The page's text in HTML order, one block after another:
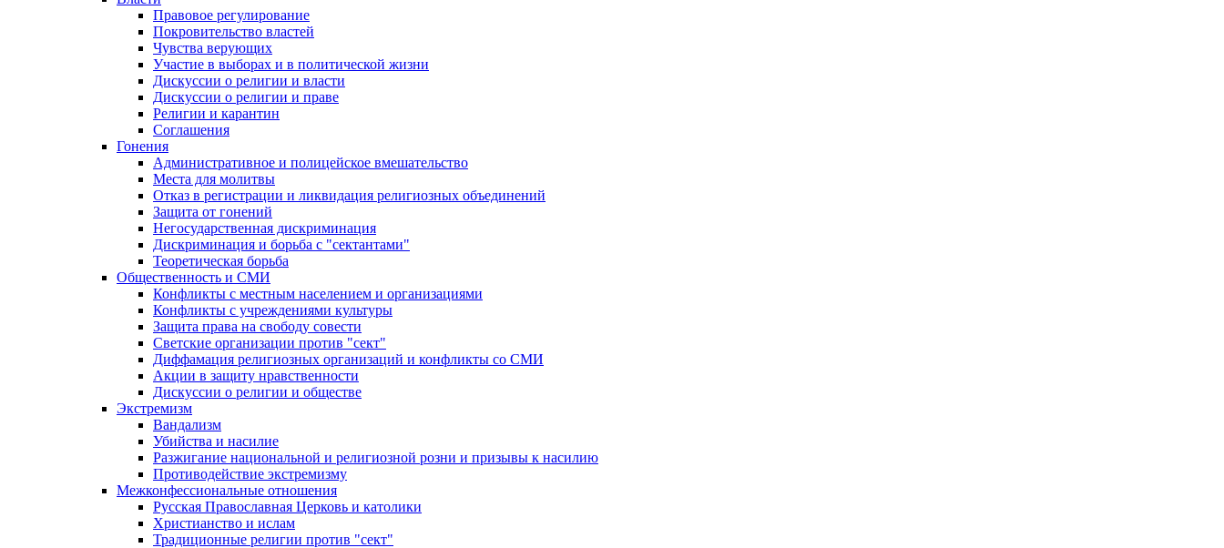
Правовое регулирование
Покровительство властей
Чувства верующих
Участие в выборах и в политической жизни
Дискуссии о религии и власти
Дискуссии о религии и праве
Религии и карантин
Соглашения
Гонения
Административное и полицейское вмешательство
Места для молитвы
Отказ в регистрации и ликвидация религиозных объединений
Защита от гонений
Негосударственная дискриминация
Дискриминация и борьба с "сектантами"
Теоретическая борьба
Общественность и СМИ
Конфликты с местным населением и организациями
Конфликты с учреждениями культуры
Защита права на свободу совести
Светские организации против "сект"
Диффамация религиозных организаций и конфликты со СМИ
Акции в защиту нравственности
Дискуссии о религии и обществе
Экстремизм
Вандализм
Убийства и насилие
Разжигание национальной и религиозной розни и призывы к насилию
Противодействие экстремизму
Межконфессиональные отношения
Русская Православная Церковь и католики
Христианство и ислам
Традиционные религии против "сект"